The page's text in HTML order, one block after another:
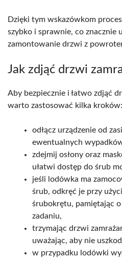
Dzięki tym wskazówkom
szybko i sprawnie, co znacznie
zamontowanie drzwi z
Jak zdjąć drzwi
Aby bezpiecznie i łatwo zdjąć
warto zastosować kilka kroków:
odłącz urządzenie od
ewentualnych
zdejmij osłony oraz
ułatwi dostęp do śrub
jeśli lodówka ma
śrub, odkręć je przy
śrubokrętu, pamiętając
zadaniu,
trzymając drzwi
uważając, aby nie
w przypadku lodówki